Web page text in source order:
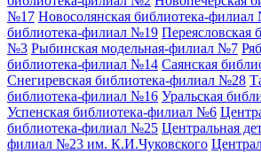
№17 Новосолянская библиотека-
библиотека-филиал №19 Переясловская
№3 Рыбинская модельная-филиал №7
библиотека-филиал №14 Саянская
Снегиревская библиотека-филиал №28
библиотека-филиал №16 Уральская
Успенская библиотека-филиал №6
библиотека-филиал №25 Центральная
филиал №23 им. К.И.Чуковского